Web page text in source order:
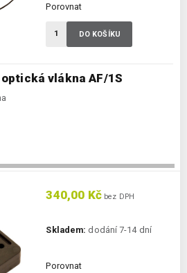
vlákna AF/1S
Porovnat
DO KOŠÍKU
340,00 Kč bez DPH
Skladem: dodání 7-14 dní
Porovnat